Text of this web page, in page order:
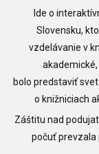
Ide o
Slovensku,
vzdelávanie v
bolo predstaviť
o knižniciach
Záštitu nad
počuť prevzala